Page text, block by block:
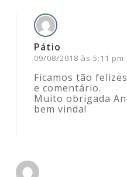
Pátio
09/08/2018 às 5:11 pm
Ficamos tão
e comentário.
Muito obrigada
bem vinda!